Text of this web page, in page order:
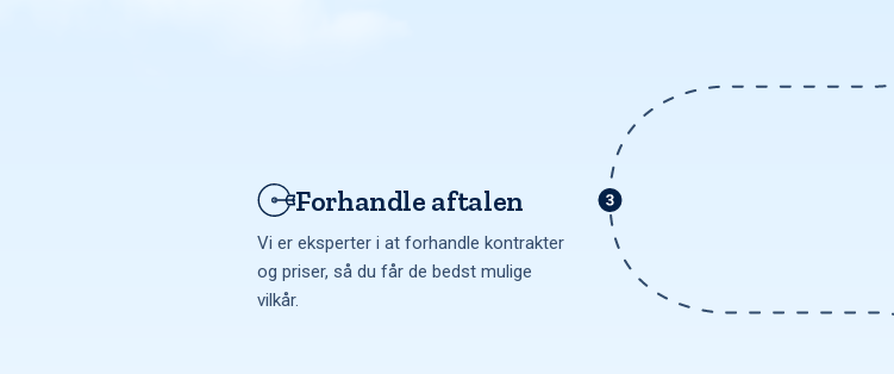
Forhandle aftalen
Vi er eksperter i at forhandle kontrakter
og priser, så du får de bedst mulige
vilkår.